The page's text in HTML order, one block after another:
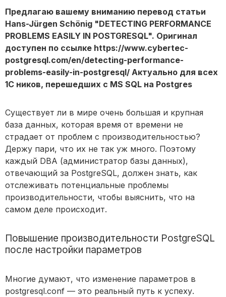
Предлагаю вашему вниманию перевод статьи
Hans-Jürgen Schönig "DETECTING PERFORMANCE
PROBLEMS EASILY IN POSTGRESQL". Оригинал
доступен по ссылке https://www.cybertec-
postgresql.com/en/detecting-performance-
problems-easily-in-postgresql/ Актуально для всех
1С ников, перешедших с MS SQL на Postgres
Существует ли в мире очень большая и крупная
база данных, которая время от времени не
страдает от проблем с производительностью?
Держу пари, что их не так уж много. Поэтому
каждый DBA (администратор базы данных),
отвечающий за PostgreSQL, должен знать, как
отслеживать потенциальные проблемы
производительности, чтобы выяснить, что на
самом деле происходит.
Повышение производительности PostgreSQL
после настройки параметров
Многие думают, что изменение параметров в
postgresql.conf — это реальный путь к успеху.